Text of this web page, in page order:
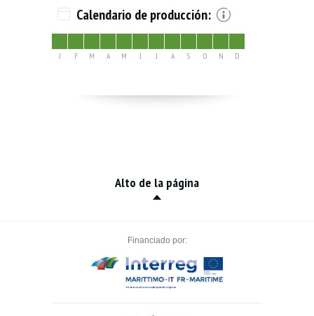
Calendario de producción:
J F M A M J J A S O N D
Alto de la página
Financiado por: